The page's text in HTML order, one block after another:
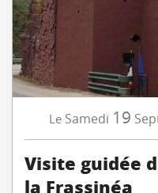
Le Samedi 19
Visite guidée
la Frassinéa